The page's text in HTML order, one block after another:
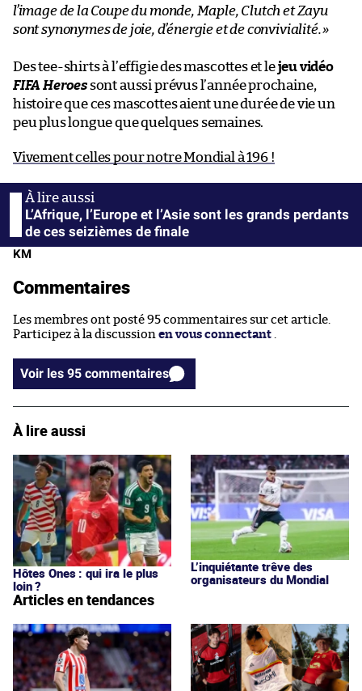
l’image de la Coupe du monde, Maple, Clutch et Zayu
sont synonymes de joie, d’énergie et de convivialité.»
Des tee-shirts à l’effigie des mascottes et lejeu vidéo
FIFA Heroes sont aussi prévus l’année prochaine,
histoire que ces mascottes aient une durée de vie un
peu plus longue que quelques semaines.
Vivement celles pour notre Mondial à 196 !
L’Afrique, l’Europe et l’Asie sont les grands perdants
de ces seizièmes de finale
KM
Commentaires
Les membres ont posté 95 commentaires sur cet article.
Participez à la discussion en vous connectant .
Voir les 95 commentaires
À lire aussi
Hôtes Ones : qui ira le plus
loin ?
L’inquiétante trêve des
organisateurs du Mondial
Articles en tendances